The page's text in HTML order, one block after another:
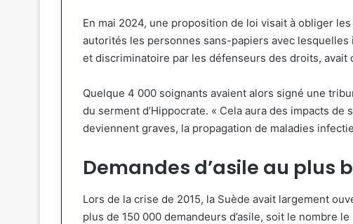
En mai 2024, une proposition de loi visait à obliger
autorités les personnes sans-papiers avec lesquelles
et discriminatoire par les défenseurs des droits, avait
Quelque 4 000 soignants avaient alors signé une
du serment d’Hippocrate. « Cela aura des impacts
deviennent graves, la propagation de maladies
Demandes d’asile au plus
Lors de la crise de 2015, la Suède avait largement
plus de 150 000 demandeurs d’asile, soit le nombre